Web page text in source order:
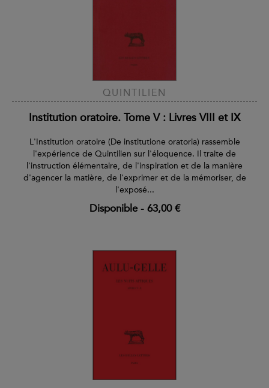
QUINTILIEN
Institution oratoire. Tome V : Livres VIII et IX
L'Institution oratoire (De institutione oratoria) rassemble
l'expérience de Quintilien sur l'éloquence. Il traite de
l'instruction élémentaire, de l'inspiration et de la manière
d'agencer la matière, de l'exprimer et de la mémoriser, de
l'exposé...
Disponible- 63,00 €